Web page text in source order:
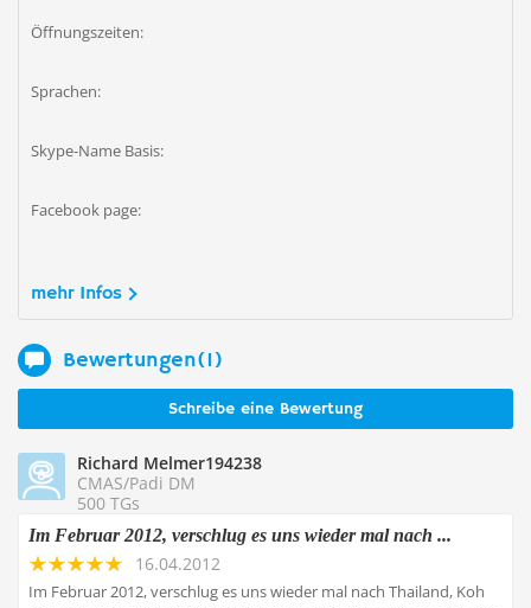
Öffnungszeiten:
Sprachen:
Skype-Name Basis:
Facebook page:
mehr Infos
Bewertungen(1)
Schreibe eine Bewertung
Richard Melmer194238
CMAS/Padi DM
500 TGs
Im Februar 2012, verschlug es uns wieder mal nach ...
16.04.2012
Im Februar 2012, verschlug es uns wieder mal nach Thailand, Koh